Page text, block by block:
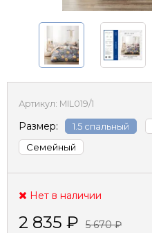
Артикул: MIL019/1
Размер: 1.5 спальный
Семейный
Нет в наличии
2 835 ₽ 5 670₽